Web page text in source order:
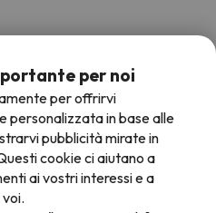
per noi
per offrirvi
personalizzata in base alle
pubblicità mirate in
cookie ci aiutano a
ai vostri interessi e a